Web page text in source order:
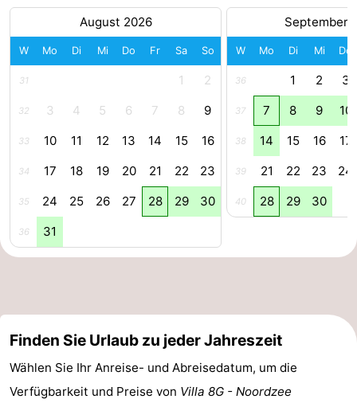
Route
Parken
Reisebuchshop
Medizin
Adressen
Region
Zeeland
-
Veere
-
Domburg
-
August 2026
W Mo Di Mi Do Fr Sa So
31 1 2
32 3 4 5 6 7 8 9
33 10 11 12 13 14 15 16
34 17 18 19 20 21 22 23
35 24 25 26 27 28 29 30
36 31
September
W Mo Di Mi Do
36 1 2 3
37 7 8 9 10
38 14 15 16 17
39 21 22 23 24
40 28 29 30
Finden Sie Urlaub zu jeder Jahreszeit
Wählen Sie Ihr Anreise- und Abreisedatum, um die
Verfügbarkeit und Preise von Villa 8G - Noordzee